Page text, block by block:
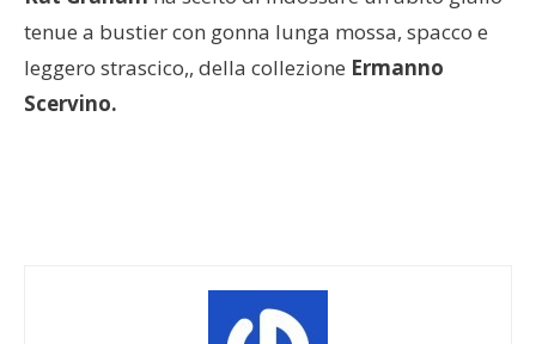
tenue a bustier con gonna lunga mossa, spacco e
leggero strascico,, della collezione Ermanno
Scervino.